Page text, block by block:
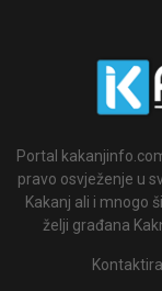
Portal
pravo osvježenje u
Kakanj ali i mnogo
želji građana